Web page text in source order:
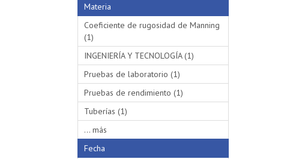
Materia
Coeficiente de rugosidad de Manning
(1)
INGENIERÍA Y TECNOLOGÍA (1)
Pruebas de laboratorio (1)
Pruebas de rendimiento (1)
Tuberías (1)
... más
Fecha